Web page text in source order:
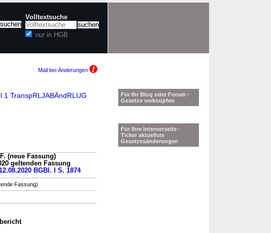
Volltextsuche
nur in HGB
Mail bei Änderungen
1 TranspRLJABÄndRLUG
(neue Fassung)
geltenden Fassung
BGBl. I S. 1874
Fassung)
Für Ihr Blog oder Forum -
Gesetze verknüpfen
Für Ihre Internetseite -
Ticker aktuellste
Gesetzesänderungen